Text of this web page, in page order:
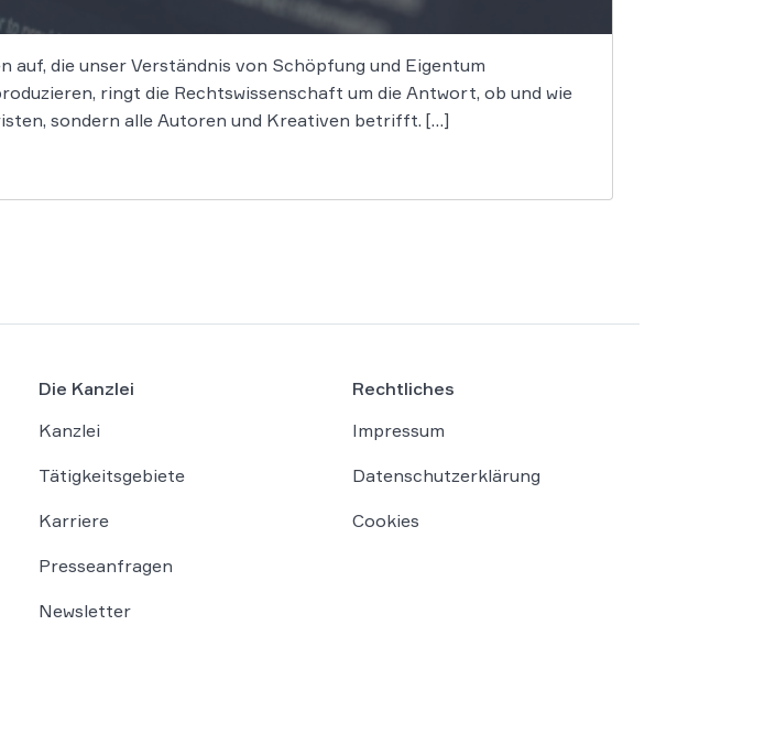
die unser Verständnis von Schöpfung und Eigentum
ringt die Rechtswissenschaft um die Antwort, ob und wie
sondern alle Autoren und Kreativen betrifft. […]
Die Kanzlei
Kanzlei
Tätigkeitsgebiete
Karriere
Presseanfragen
Newsletter
Rechtliches
Impressum
Datenschutzerklärung
Cookies